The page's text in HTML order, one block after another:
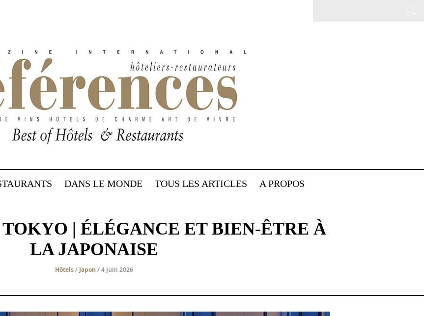
DANS LE MONDE TOUS LES ARTICLES A PROPOS
| ÉLÉGANCE ET BIEN-ÊTRE À
LA JAPONAISE
Hôtels/ Japon / 4 juin 2026